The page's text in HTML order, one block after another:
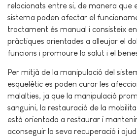
relacionats entre si, de manera que
sistema poden afectar el
tractament és manual i consisteix
pràctiques orientades a alleujar el
funcions i promoure la salut i el
Per mitjà de la manipulació del
esquelètic es poden curar les
malalties, ja que la manipulació
sanguini, la restauració de la
està orientada a restaurar i
aconseguir la seva recuperació i